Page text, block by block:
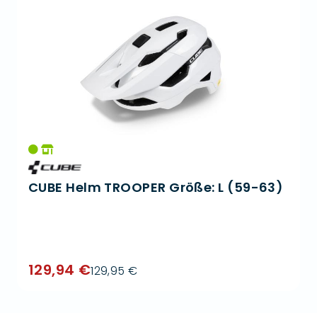
CUBE Helm TROOPER Größe: L (59-63)
129,94 €129,95 €